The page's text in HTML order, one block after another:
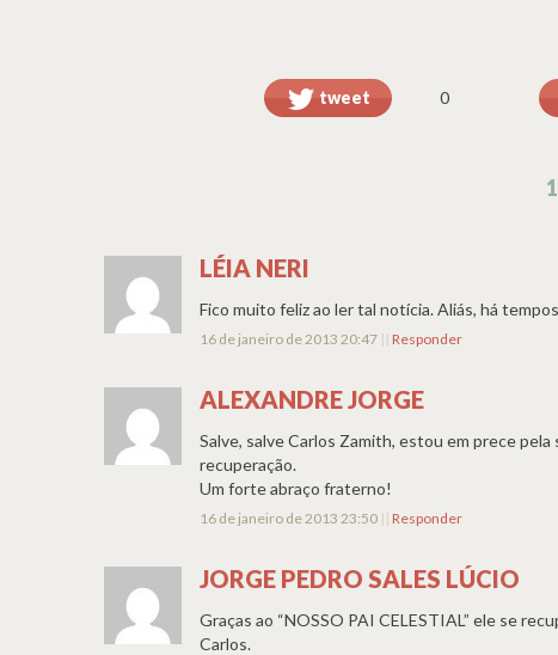
tweet 0
LÉIA NERI
Fico muito feliz ao ler tal notícia. Aliás, há
16 de janeiro de 2013 20:47 || Responder
ALEXANDRE JORGE
Salve, salve Carlos Zamith, estou em prece
recuperação.
Um forte abraço fraterno!
16 de janeiro de 2013 23:50 || Responder
JORGE PEDRO SALES LÚCIO
Graças ao “NOSSO PAI CELESTIAL” ele se
Carlos.